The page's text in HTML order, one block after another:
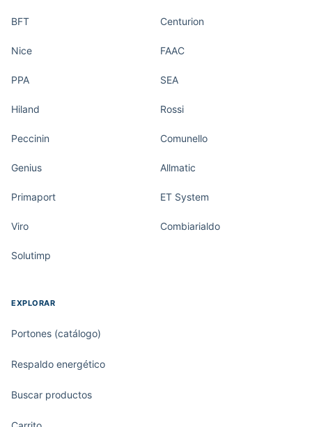
BFT Centurion
Nice FAAC
PPA SEA
Hiland Rossi
Peccinin Comunello
Genius Allmatic
Primaport ET System
Viro Combiarialdo
Solutimp
EXPLORAR
Portones (catálogo)
Respaldo energético
Buscar productos